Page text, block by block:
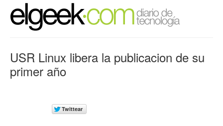
USR Linux libera la publicacion de su
primer año